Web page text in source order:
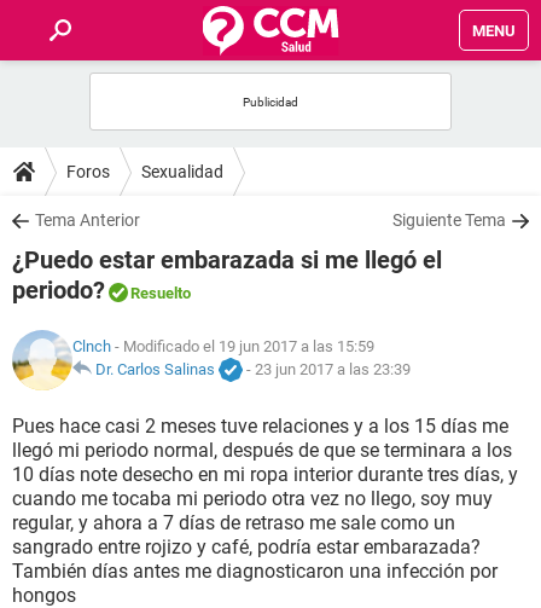
MENU
FOROS
SALUD
FAMILIA
NUTRICIÓN
SEXUALIDAD
GLOSARIO
Foros Sexualidad
Tema Anterior Siguiente Tema
¿Puedo estar embarazada si me llegó el
periodo?
Resuelto
Clnch - Modificado el 19 jun 2017 a las 15:59
Dr. Carlos Salinas
- 23 jun 2017 a las 23:39
Pues hace casi 2 meses tuve relaciones y a los 15 días me
llegó mi periodo normal, después de que se terminara a los
10 días note desecho en mi ropa interior durante tres días, y
cuando me tocaba mi periodo otra vez no llego, soy muy
regular, y ahora a 7 días de retraso me sale como un
sangrado entre rojizo y café, podría estar embarazada?
También días antes me diagnosticaron una infección por
hongos